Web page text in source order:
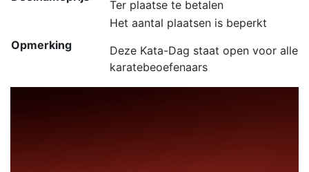
Ter plaatse te betalen
Opmerking
Het aantal plaatsen is beperkt
Deze Kata-Dag staat open voor alle
karatebeoefenaars